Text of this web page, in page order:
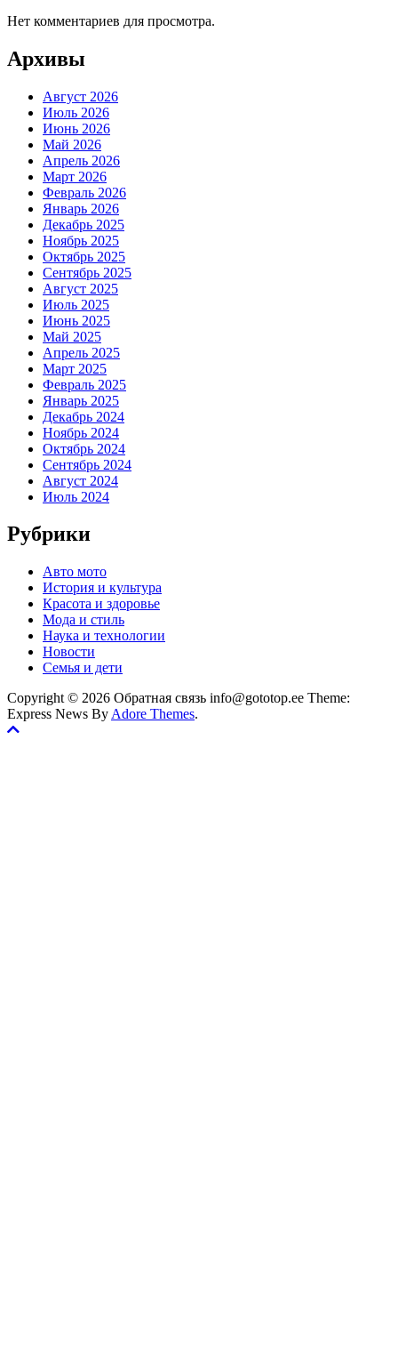
Нет комментариев для просмотра.
Архивы
Август 2026
Июль 2026
Июнь 2026
Май 2026
Апрель 2026
Март 2026
Февраль 2026
Январь 2026
Декабрь 2025
Ноябрь 2025
Октябрь 2025
Сентябрь 2025
Август 2025
Июль 2025
Июнь 2025
Май 2025
Апрель 2025
Март 2025
Февраль 2025
Январь 2025
Декабрь 2024
Ноябрь 2024
Октябрь 2024
Сентябрь 2024
Август 2024
Июль 2024
Рубрики
Авто мото
История и культура
Красота и здоровье
Мода и стиль
Наука и технологии
Новости
Семья и дети
Copyright © 2026 Обратная связь info@gototop.ee Theme:
Express News By Adore Themes.